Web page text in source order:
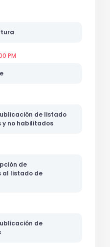
PM
de listado
no habilitados
de
al listado de
de